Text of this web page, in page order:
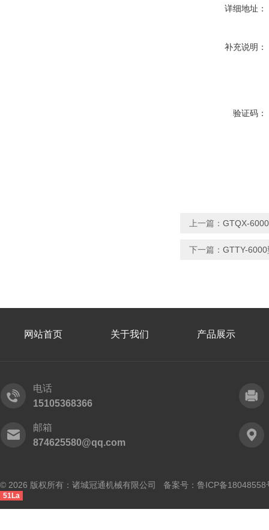
详细地址：
补充说明：
验证码：
上一篇： GTQX-
下一篇： GTTY-
网站首页 关于我们 产品展示
电话
15105368366
邮箱
874625580@qq.com
© 2026 版权所有：诸城冠通机械有限公司 备案号： 鲁ICP备18048558
51La